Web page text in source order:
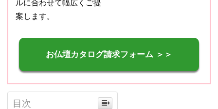
ルに合わせて幅広くご提
案します。
お仏壇カタログ請求フォーム ＞＞
目次